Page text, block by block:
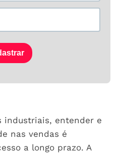
industriais, entender e
nas vendas é
a longo prazo. A